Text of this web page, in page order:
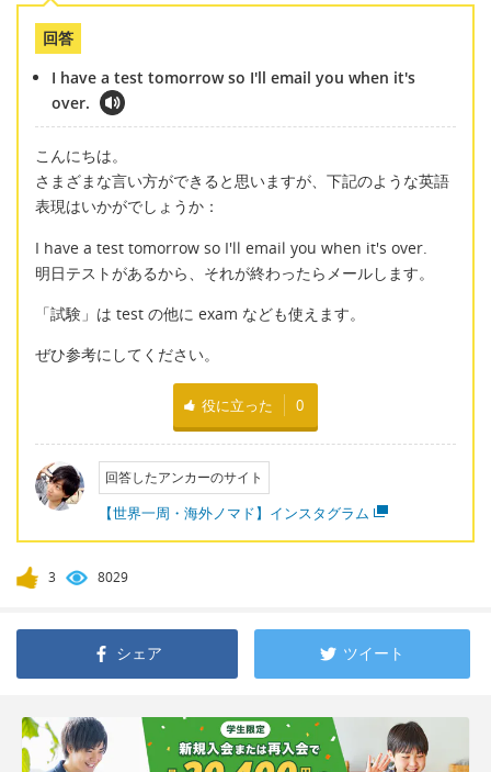
回答
I have a test tomorrow so I'll email you when it's
over.
こんにちは。
さまざまな言い方ができると思いますが、下記のような英語
表現はいかがでしょうか：
I have a test tomorrow so I'll email you when it's over.
明日テストがあるから、それが終わったらメールします。
「試験」は test の他に exam なども使えます。
ぜひ参考にしてください。
役に立った 0
回答したアンカーのサイト
【世界一周・海外ノマド】インスタグラム
3 8029
シェア ツイート